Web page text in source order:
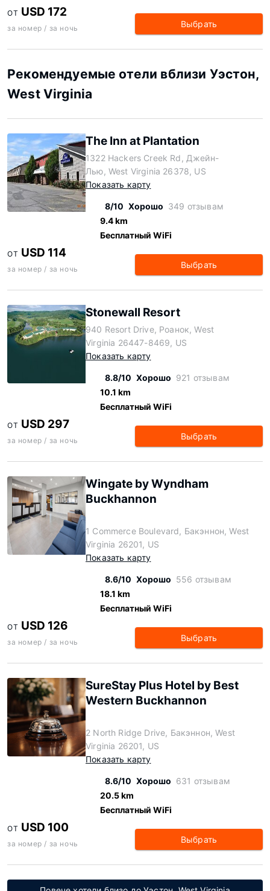
ОТ USD 172
за номер / за ночь Выбрать
Рекомендуемые отели вблизи Уэстон,
West Virginia
The Inn at Plantation
1322 Hackers Creek Rd, Джейн-
Лью, West Virginia 26378, US
Показать карту
8/10 Хорошо 349 отзывам
9.4 km
Бесплатный WiFi
ОТ USD 114
за номер / за ночь Выбрать
Stonewall Resort
940 Resort Drive, Роанок, West
Virginia 26447-8469, US
Показать карту
8.8/10 Хорошо 921 отзывам
10.1 km
Бесплатный WiFi
ОТ USD 297
за номер / за ночь Выбрать
Wingate by Wyndham
Buckhannon
1 Commerce Boulevard, Бакэннон, West
Virginia 26201, US
Показать карту
8.6/10 Хорошо 556 отзывам
18.1 km
Бесплатный WiFi
ОТ USD 126
за номер / за ночь Выбрать
SureStay Plus Hotel by Best
Western Buckhannon
2 North Ridge Drive, Бакэннон, West
Virginia 26201, US
Показать карту
8.6/10 Хорошо 631 отзывам
20.5 km
Бесплатный WiFi
ОТ USD 100
за номер / за ночь Выбрать